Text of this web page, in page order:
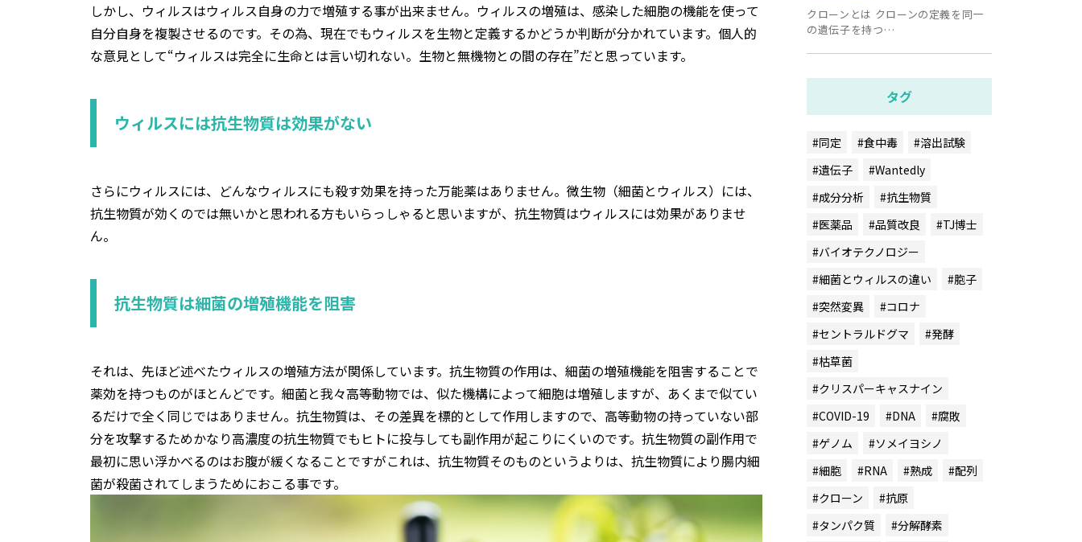
しかし、ウィルスはウィルス自身の力で増殖する事が出来ません。ウィルスの増殖は、感染した細胞の機能を使って
自分自身を複製させるのです。その為、現在でもウィルスを生物と定義するかどうか判断が分かれています。個人的
な意見として“ウィルスは完全に生命とは言い切れない。生物と無機物との間の存在”だと思っています。
ウィルスには抗生物質は効果がない
さらにウィルスには、どんなウィルスにも殺す効果を持った万能薬はありません。微生物（細菌とウィルス）には、
抗生物質が効くのでは無いかと思われる方もいらっしゃると思いますが、抗生物質はウィルスには効果がありませ
ん。
抗生物質は細菌の増殖機能を阻害
それは、先ほど述べたウィルスの増殖方法が関係しています。抗生物質の作用は、細菌の増殖機能を阻害することで
薬効を持つものがほとんどです。細菌と我々高等動物では、似た機構によって細胞は増殖しますが、あくまで似てい
るだけで全く同じではありません。抗生物質は、その差異を標的として作用しますので、高等動物の持っていない部
分を攻撃するためかなり高濃度の抗生物質でもヒトに投与しても副作用が起こりにくいのです。抗生物質の副作用で
最初に思い浮かべるのはお腹が緩くなることですがこれは、抗生物質そのものというよりは、抗生物質により腸内細
菌が殺菌されてしまうためにおこる事です。
クローンとは クローンの定義を同一
の遺伝子を持つ…
タグ
#同定 #食中毒
#溶出試験
#遺伝子
#Wantedly
#成分分析
#抗生物質
#医薬品
#品質改良
#TJ博士
#バイオテクノロジー
#細菌とウィルスの違い
#胞子
#突然変異
#コロナ
#セントラルドグマ
#発酵
#枯草菌
#クリスパーキャスナイン
#COVID-19
#DNA
#腐敗
#ゲノム
#ソメイヨシノ
#細胞
#RNA #熟成
#配列
#クローン
#抗原
#タンパク質
#分解酵素